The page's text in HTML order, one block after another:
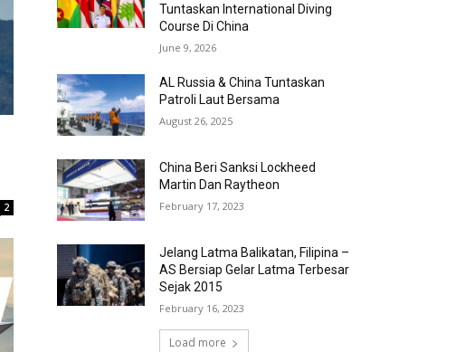
2
Tuntaskan International Diving
Course Di China
June 9, 2026
AL Russia & China Tuntaskan
Patroli Laut Bersama
August 26, 2025
China Beri Sanksi Lockheed
Martin Dan Raytheon
February 17, 2023
Jelang Latma Balikatan, Filipina –
AS Bersiap Gelar Latma Terbesar
Sejak 2015
February 16, 2023
Load more